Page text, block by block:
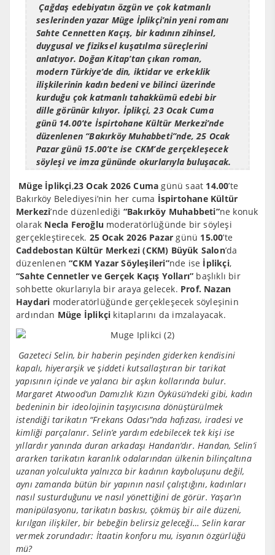
Çağdaş edebiyatın özgün ve çok katmanlı
seslerinden yazar Müge İplikçi’nin yeni romanı
Sahte Cennetten Kaçış, bir kadının zihinsel,
duygusal ve fiziksel kuşatılma süreçlerini
anlatıyor. Doğan Kitap’tan çıkan roman,
modern Türkiye’de din, iktidar ve erkeklik
ilişkilerinin kadın bedeni ve bilinci üzerinde
kurduğu çok katmanlı tahakkümü edebi bir
dille görünür kılıyor. İplikçi, 23 Ocak Cuma
günü 14.00’te İspirtohane Kültür Merkezi’nde
düzenlenen “Bakırköy Muhabbeti”nde, 25 Ocak
Pazar günü 15.00’te ise CKM’de gerçekleşecek
söyleşi ve imza gününde okurlarıyla buluşacak.
Müge İplikçi,23 Ocak 2026 Cumagünü saat 14.00’te
Bakırköy Belediyesi’nin her cuma İspirtohane Kültür
Merkezi’nde düzenlediği “Bakırköy Muhabbeti”ne konuk
olarak Necla Feroğlu moderatörlüğünde bir söyleşi
gerçekleştirecek. 25 Ocak 2026 Pazargünü 15.00’te
Caddebostan Kültür Merkezi (CKM) Büyük Salon’da
düzenlenen“CKM Yazar Söyleşileri”nde ise İplikçi,
“Sahte Cennetler ve Gerçek Kaçış Yolları” başlıklı bir
sohbette okurlarıyla bir araya gelecek. Prof. Nazan
Haydari moderatörlüğünde gerçekleşecek söyleşinin
ardından Müge İplikçi kitaplarını da imzalayacak.
Gazeteci Selin, bir haberin peşinden giderken kendisini
kapalı, hiyerarşik ve şiddeti kutsallaştıran bir tarikat
yapısının içinde ve yalancı bir aşkın kollarında bulur.
Margaret Atwood’un Damızlık Kızın Öyküsü’ndeki gibi, kadın
bedeninin bir ideolojinin taşıyıcısına dönüştürülmek
istendiği tarikatın “Frekans Odası”nda hafızası, iradesi ve
kimliği parçalanır. Selin’e yardım edebilecek tek kişi ise
yıllardır yanında duran arkadaşı Handan’dır. Handan, Selin’i
ararken tarikatın karanlık odalarından ülkenin bilinçaltına
uzanan yolculukta yalnızca bir kadının kayboluşunu değil,
aynı zamanda bütün bir yapının nasıl çalıştığını, kadınları
nasıl susturduğunu ve nasıl yönettiğini de görür. Yaşar’ın
manipülasyonu, tarikatın baskısı, çökmüş bir aile düzeni,
kırılgan ilişkiler, bir bebeğin belirsiz geleceği… Selin karar
vermek zorundadır: İtaatin konforu mu, isyanın özgürlüğü
mü?